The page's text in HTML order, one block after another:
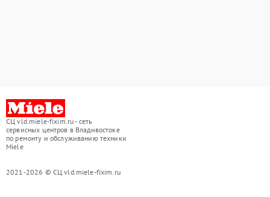
СЦ vld.miele-fixim.ru - сеть
сервисных центров в Владивостоке
по ремонту и обслуживанию техники
Miele
2021-2026 © СЦ vld.miele-fixim.ru